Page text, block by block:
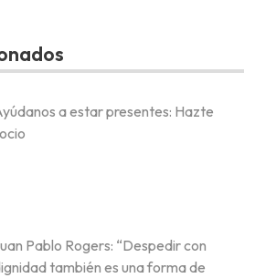
a estar presentes: Hazte
Pablo Rogers: “Despedir con
también es una forma de